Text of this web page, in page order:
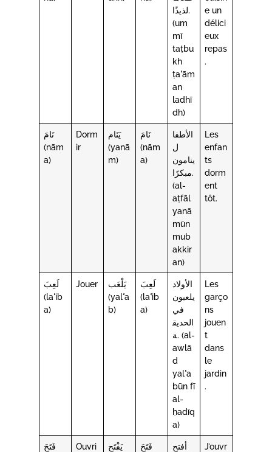
لذيذًا.
(um
mī
taṭbu
kh
ṭaʿām
an
ladhī
dh)
e un
délici
eux
repas
.
نَامَ
(nām
a)
Dorm
ir
يَنَام
(yanā
m)
نَامَ
(nām
a)
الأطفا
ل
ينامون
مبكرًا.
(al-
aṭfāl
yanā
mūn
mub
akkir
an)
Les
enfan
ts
dorm
ent
tôt.
لَعِبَ
(laʿib
a)
Jouer
يَلْعَب
(yalʿa
b)
لَعِبَ
(laʿib
a)
الأولاد
يلعبون
في
الحديق
ة. (al-
awlā
d
yalʿa
būn fī
al-
ḥadīq
a)
Les
garço
ns
jouen
t
dans
le
jardin
.
فَتَحَ
Ouvri
يَفْتَح
فَتَحَ
أفتح
J’ouvr